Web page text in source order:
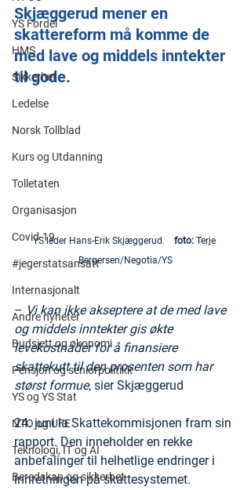
YS Fordel
HMS
Sikkerhet
Ledelse
Norsk Tollblad
Kurs og Utdanning
Tolletaten
Organisasjon
Covid-19
#jegerstatsansatt
Internasjonalt
Andre nyheter
Budsjett og økonomi
Pensjon og seniorpolitikk
YS og YS Stat
NTO og UFE
Teknologi, IT og AI
Beredskap og sikkerhet
Skjæggerud mener en
skattereform må komme de
med lave og middels inntekter
til gode.
YS leder Hans-Erik Skjæggerud. foto: Terje
Bergersen/Negotia/YS
– Vi kan ikke akseptere at de med lave
og middels inntekter gis økte
levekostnader for å finansiere
skattekutt til den prosenten som har
størst formue, sier Skjæggerud
24. juni la Skattekommisjonen fram sin
rapport. Den inneholder en rekke
anbefalinger til helhetlige endringer i
innretningen på skattesystemet.